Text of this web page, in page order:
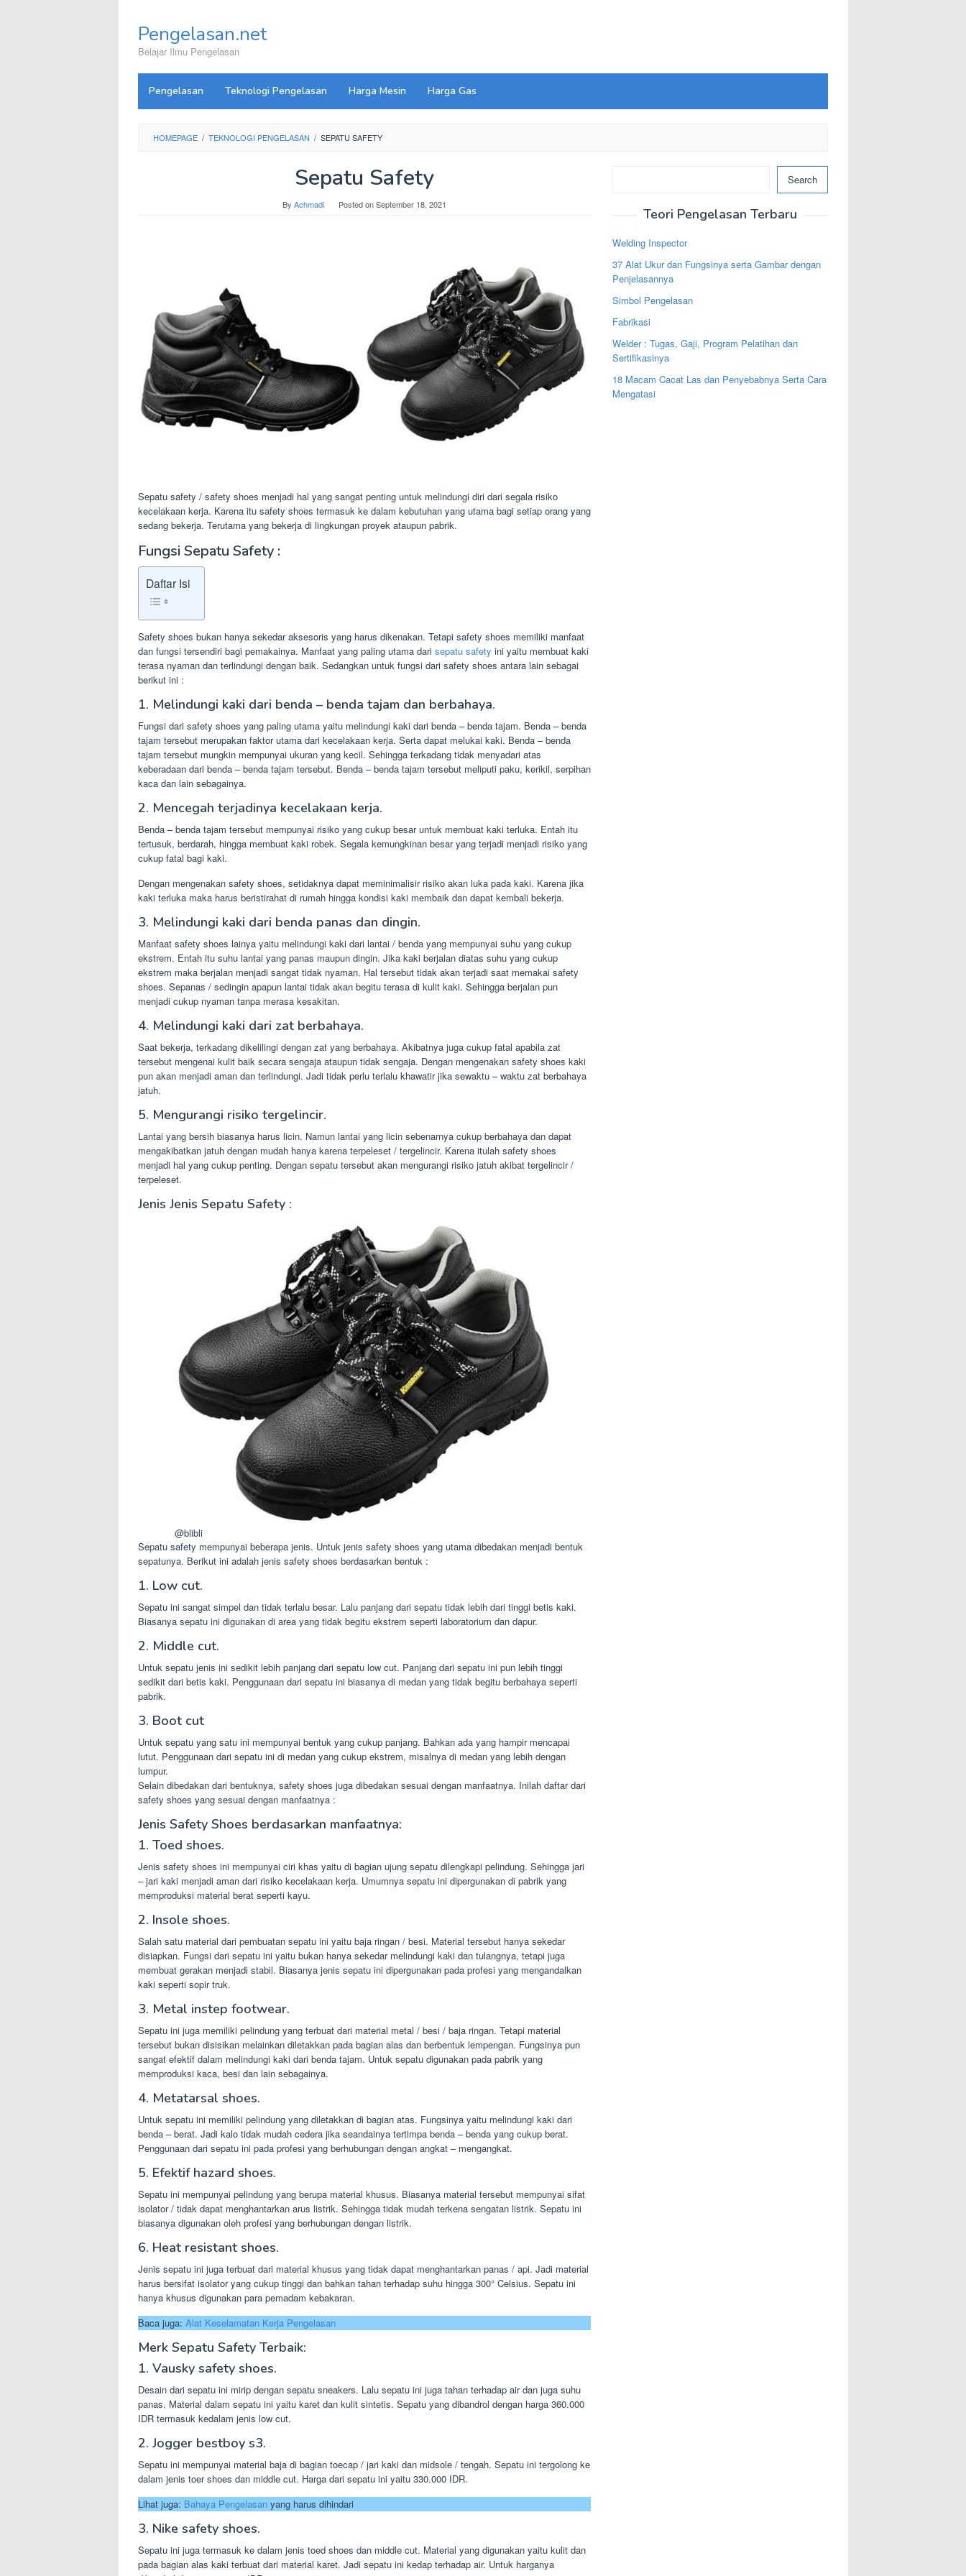
contentPengelasan.net
Belajar Ilmu Pengelasan
Pengelasan Teknologi Pengelasan Harga Mesin Harga Gas
HOMEPAGE / TEKNOLOGI PENGELASAN / SEPATU SAFETY
Sepatu Safety
By Achmadi Posted onSeptember 18, 2021
Sepatu safety / safety shoes menjadi hal yang sangat penting untuk melindungi diri dari segala risiko
kecelakaan kerja. Karena itu safety shoes termasuk ke dalam kebutuhan yang utama bagi setiap orang yang
sedang bekerja. Terutama yang bekerja di lingkungan proyek ataupun pabrik.
Fungsi Sepatu Safety :
Daftar Isi
Safety shoes bukan hanya sekedar aksesoris yang harus dikenakan. Tetapi safety shoes memiliki manfaat
dan fungsi tersendiri bagi pemakainya. Manfaat yang paling utama dari sepatu safety ini yaitu membuat kaki
terasa nyaman dan terlindungi dengan baik. Sedangkan untuk fungsi dari safety shoes antara lain sebagai
berikut ini :
1. Melindungi kaki dari benda – benda tajam dan berbahaya.
Fungsi dari safety shoes yang paling utama yaitu melindungi kaki dari benda – benda tajam. Benda – benda
tajam tersebut merupakan faktor utama dari kecelakaan kerja. Serta dapat melukai kaki. Benda – benda
tajam tersebut mungkin mempunyai ukuran yang kecil. Sehingga terkadang tidak menyadari atas
keberadaan dari benda – benda tajam tersebut. Benda – benda tajam tersebut meliputi paku, kerikil, serpihan
kaca dan lain sebagainya.
2. Mencegah terjadinya kecelakaan kerja.
Benda – benda tajam tersebut mempunyai risiko yang cukup besar untuk membuat kaki terluka. Entah itu
tertusuk, berdarah, hingga membuat kaki robek. Segala kemungkinan besar yang terjadi menjadi risiko yang
cukup fatal bagi kaki.
Dengan mengenakan safety shoes, setidaknya dapat meminimalisir risiko akan luka pada kaki. Karena jika
kaki terluka maka harus beristirahat di rumah hingga kondisi kaki membaik dan dapat kembali bekerja.
3. Melindungi kaki dari benda panas dan dingin.
Manfaat safety shoes lainya yaitu melindungi kaki dari lantai / benda yang mempunyai suhu yang cukup
ekstrem. Entah itu suhu lantai yang panas maupun dingin. Jika kaki berjalan diatas suhu yang cukup
ekstrem maka berjalan menjadi sangat tidak nyaman. Hal tersebut tidak akan terjadi saat memakai safety
shoes. Sepanas / sedingin apapun lantai tidak akan begitu terasa di kulit kaki. Sehingga berjalan pun
menjadi cukup nyaman tanpa merasa kesakitan.
4. Melindungi kaki dari zat berbahaya.
Saat bekerja, terkadang dikelilingi dengan zat yang berbahaya. Akibatnya juga cukup fatal apabila zat
tersebut mengenai kulit baik secara sengaja ataupun tidak sengaja. Dengan mengenakan safety shoes kaki
pun akan menjadi aman dan terlindungi. Jadi tidak perlu terlalu khawatir jika sewaktu – waktu zat berbahaya
jatuh.
5. Mengurangi risiko tergelincir.
Lantai yang bersih biasanya harus licin. Namun lantai yang licin sebenarnya cukup berbahaya dan dapat
mengakibatkan jatuh dengan mudah hanya karena terpeleset / tergelincir. Karena itulah safety shoes
menjadi hal yang cukup penting. Dengan sepatu tersebut akan mengurangi risiko jatuh akibat tergelincir /
terpeleset.
Jenis Jenis Sepatu Safety :
@blibli
Sepatu safety mempunyai beberapa jenis. Untuk jenis safety shoes yang utama dibedakan menjadi bentuk
sepatunya. Berikut ini adalah jenis safety shoes berdasarkan bentuk :
1. Low cut.
Sepatu ini sangat simpel dan tidak terlalu besar. Lalu panjang dari sepatu tidak lebih dari tinggi betis kaki.
Biasanya sepatu ini digunakan di area yang tidak begitu ekstrem seperti laboratorium dan dapur.
2. Middle cut.
Untuk sepatu jenis ini sedikit lebih panjang dari sepatu low cut. Panjang dari sepatu ini pun lebih tinggi
sedikit dari betis kaki. Penggunaan dari sepatu ini biasanya di medan yang tidak begitu berbahaya seperti
pabrik.
3. Boot cut
Untuk sepatu yang satu ini mempunyai bentuk yang cukup panjang. Bahkan ada yang hampir mencapai
lutut. Penggunaan dari sepatu ini di medan yang cukup ekstrem, misalnya di medan yang lebih dengan
lumpur.
Selain dibedakan dari bentuknya, safety shoes juga dibedakan sesuai dengan manfaatnya. Inilah daftar dari
safety shoes yang sesuai dengan manfaatnya :
Jenis Safety Shoes berdasarkan manfaatnya:
1. Toed shoes.
Jenis safety shoes ini mempunyai ciri khas yaitu di bagian ujung sepatu dilengkapi pelindung. Sehingga jari
– jari kaki menjadi aman dari risiko kecelakaan kerja. Umumnya sepatu ini dipergunakan di pabrik yang
memproduksi material berat seperti kayu.
2. Insole shoes.
Salah satu material dari pembuatan sepatu ini yaitu baja ringan / besi. Material tersebut hanya sekedar
disiapkan. Fungsi dari sepatu ini yaitu bukan hanya sekedar melindungi kaki dan tulangnya, tetapi juga
membuat gerakan menjadi stabil. Biasanya jenis sepatu ini dipergunakan pada profesi yang mengandalkan
kaki seperti sopir truk.
3. Metal instep footwear.
Sepatu ini juga memiliki pelindung yang terbuat dari material metal / besi / baja ringan. Tetapi material
tersebut bukan disisikan melainkan diletakkan pada bagian alas dan berbentuk lempengan. Fungsinya pun
sangat efektif dalam melindungi kaki dari benda tajam. Untuk sepatu digunakan pada pabrik yang
memproduksi kaca, besi dan lain sebagainya.
4. Metatarsal shoes.
Untuk sepatu ini memiliki pelindung yang diletakkan di bagian atas. Fungsinya yaitu melindungi kaki dari
benda – berat. Jadi kalo tidak mudah cedera jika seandainya tertimpa benda – benda yang cukup berat.
Penggunaan dari sepatu ini pada profesi yang berhubungan dengan angkat – mengangkat.
5. Efektif hazard shoes.
Sepatu ini mempunyai pelindung yang berupa material khusus. Biasanya material tersebut mempunyai sifat
isolator / tidak dapat menghantarkan arus listrik. Sehingga tidak mudah terkena sengatan listrik. Sepatu ini
biasanya digunakan oleh profesi yang berhubungan dengan listrik.
6. Heat resistant shoes.
Jenis sepatu ini juga terbuat dari material khusus yang tidak dapat menghantarkan panas / api. Jadi material
harus bersifat isolator yang cukup tinggi dan bahkan tahan terhadap suhu hingga 300° Celsius. Sepatu ini
hanya khusus digunakan para pemadam kebakaran.
Baca juga: Alat Keselamatan Kerja Pengelasan
Merk Sepatu Safety Terbaik:
1. Vausky safety shoes.
Desain dari sepatu ini mirip dengan sepatu sneakers. Lalu sepatu ini juga tahan terhadap air dan juga suhu
panas. Material dalam sepatu ini yaitu karet dan kulit sintetis. Sepatu yang dibandrol dengan harga 360.000
IDR termasuk kedalam jenis low cut.
2. Jogger bestboy s3.
Sepatu ini mempunyai material baja di bagian toecap / jari kaki dan midsole / tengah. Sepatu ini tergolong ke
dalam jenis toer shoes dan middle cut. Harga dari sepatu ini yaitu 330.000 IDR.
Lihat juga: Bahaya Pengelasan yang harus dihindari
3. Nike safety shoes.
Sepatu ini juga termasuk ke dalam jenis toed shoes dan middle cut. Material yang digunakan yaitu kulit dan
pada bagian alas kaki terbuat dari material karet. Jadi sepatu ini kedap terhadap air. Untuk harganya
Search
Teori Pengelasan Terbaru
Welding Inspector
37 Alat Ukur dan Fungsinya serta Gambar dengan
Penjelasannya
Simbol Pengelasan
Fabrikasi
Welder : Tugas, Gaji, Program Pelatihan dan
Sertifikasinya
18 Macam Cacat Las dan Penyebabnya Serta Cara
Mengatasi